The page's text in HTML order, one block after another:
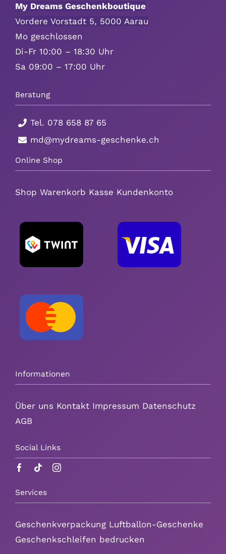
Silvester/Neujahr
Aktionen
Service
Über uns
Kontakt
My Dreams Geschenkboutique
Vordere Vorstadt 5, 5000 Aarau
Mo geschlossen
Di-Fr 10:00 – 18:30 Uhr
Sa 09:00 – 17:00 Uhr
Beratung
Tel. 078 658 87 65
md@mydreams-geschenke.ch
Online Shop
Shop Warenkorb Kasse Kundenkonto
Informationen
Über uns Kontakt Impressum Datenschutz
AGB
Social Links
Services
Geschenkverpackung Luftballon-Geschenke
Geschenkschleifen bedrucken